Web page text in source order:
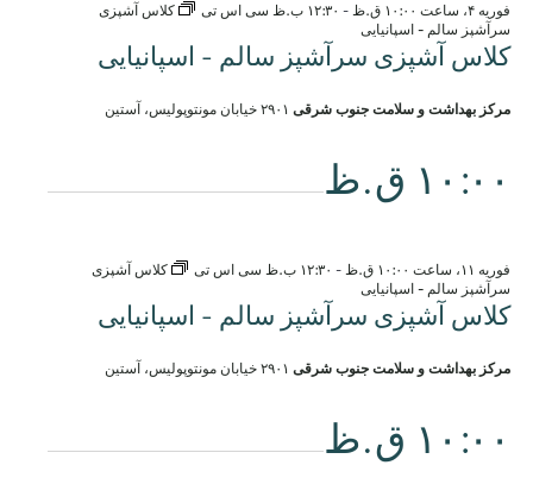
کلاس آشپزی سرآشپز سالم - اسپانیایی
فوریه ۴، ساعت ۱۰:۰۰ ق.ظ - ۱۲:۳۰ ب.ظ سی اس تی
کلاس آشپزی
سرآشپز سالم - اسپانیایی
مرکز بهداشت و سلامت جنوب شرقی ۲۹۰۱ خیابان مونتوپولیس، آستین
۱۰:۰۰ ق.ظ
کلاس آشپزی سرآشپز سالم - اسپانیایی
فوریه ۱۱، ساعت ۱۰:۰۰ ق.ظ - ۱۲:۳۰ ب.ظ سی اس تی
کلاس آشپزی
سرآشپز سالم - اسپانیایی
مرکز بهداشت و سلامت جنوب شرقی ۲۹۰۱ خیابان مونتوپولیس، آستین
۱۰:۰۰ ق.ظ